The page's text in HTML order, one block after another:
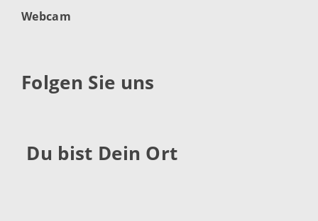
Webcam
Folgen Sie uns
Du bist Dein Ort